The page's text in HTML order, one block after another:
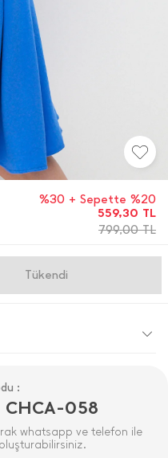
%30 + Sepette %20
559,30 TL
799,00TL
Gelince Haber Ver
:
058
whatsapp ve telefon ile